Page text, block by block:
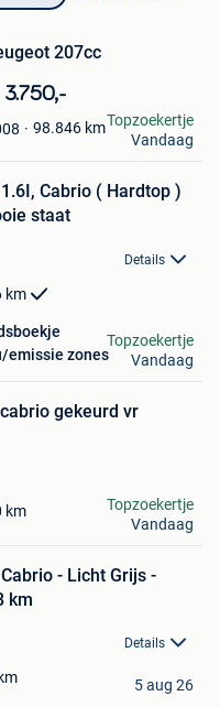
207cc
98.846 kmTopzoekertje
Vandaag
Cabrio ( Hardtop )
staat
Details
km
emissie zones
Topzoekertje
Vandaag
gekeurd vr
km
Topzoekertje
Vandaag
- Licht Grijs -
km
Details
km 5 aug 26